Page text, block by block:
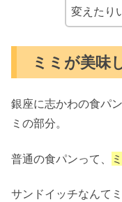
変えたり
ミミが美味
銀座に志かわの食パ
ミの部分。
普通の食パンって、
サンドイッチなんて